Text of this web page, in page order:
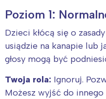
Poziom 1:
Dzieci kłócą się o
usiądzie na kanapie lub
głosy mogą być
Twoja rola: Ignoruj.
Możesz wyjść do